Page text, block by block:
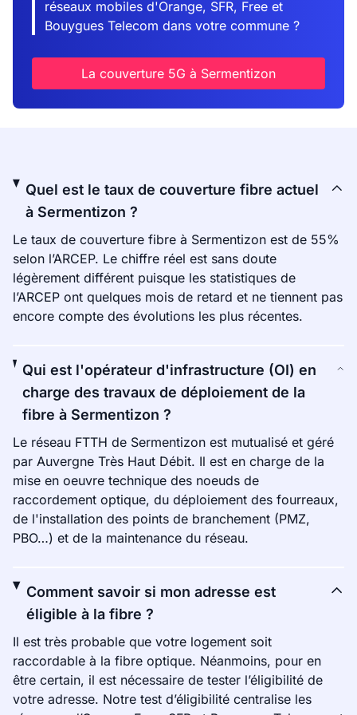
réseaux mobiles d'Orange, SFR, Free et
Bouygues Telecom dans votre commune ?
La couverture 5G à Sermentizon
Quel est le taux de couverture fibre actuel
à Sermentizon ?
Le taux de couverture fibre à Sermentizon est de 55%
selon l’ARCEP. Le chiffre réel est sans doute
légèrement différent puisque les statistiques de
l’ARCEP ont quelques mois de retard et ne tiennent pas
encore compte des évolutions les plus récentes.
Qui est l'opérateur d'infrastructure (OI) en
charge des travaux de déploiement de la
fibre à Sermentizon ?
Le réseau FTTH de Sermentizon est mutualisé et géré
par Auvergne Très Haut Débit. Il est en charge de la
mise en oeuvre technique des noeuds de
raccordement optique, du déploiement des fourreaux,
de l'installation des points de branchement (PMZ,
PBO…) et de la maintenance du réseau.
Comment savoir si mon adresse est
éligible à la fibre ?
Il est très probable que votre logement soit
raccordable à la fibre optique. Néanmoins, pour en
être certain, il est nécessaire de tester l’éligibilité de
votre adresse. Notre test d’éligibilité centralise les